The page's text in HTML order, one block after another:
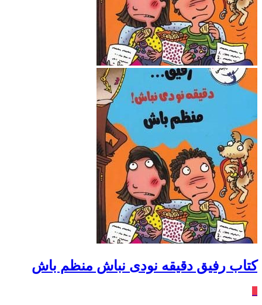
کتاب رفیق دقیقه نودی نباش منظم باش